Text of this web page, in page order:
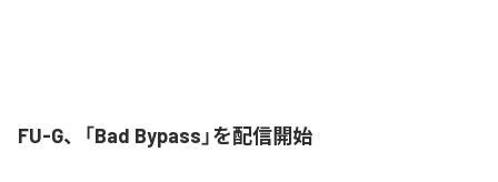
FU-G、「Bad Bypass」を配信開始